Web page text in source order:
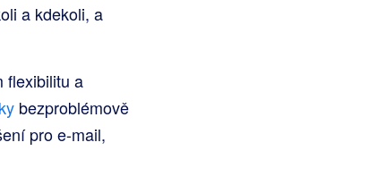
a kdekoli, a
flexibilitu a
bezproblémově
pro e-mail,